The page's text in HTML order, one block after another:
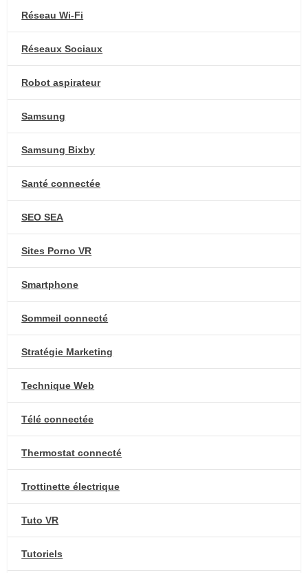
Réseau Wi-Fi
Réseaux Sociaux
Robot aspirateur
Samsung
Samsung Bixby
Santé connectée
SEO SEA
Sites Porno VR
Smartphone
Sommeil connecté
Stratégie Marketing
Technique Web
Télé connectée
Thermostat connecté
Trottinette électrique
Tuto VR
Tutoriels